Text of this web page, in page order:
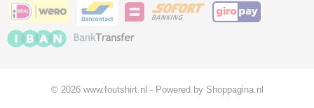
© 2026 www.foutshirt.nl - Powered by Shoppagina.nl